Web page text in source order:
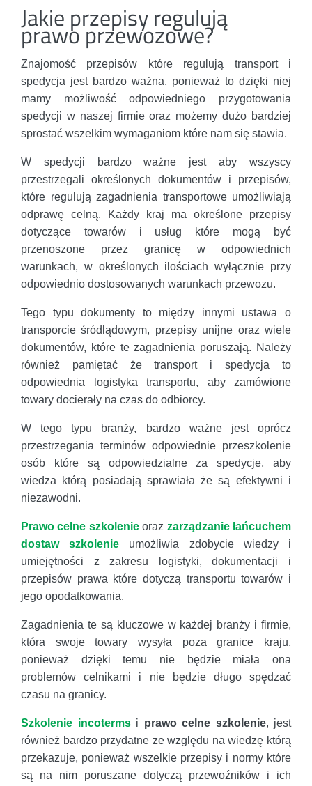
Jakie przepisy regulują
prawo przewozowe?
Znajomość przepisów które regulują transport i
spedycja jest bardzo ważna, ponieważ to dzięki niej
mamy możliwość odpowiedniego przygotowania
spedycji w naszej firmie oraz możemy dużo bardziej
sprostać wszelkim wymaganiom które nam się stawia.
W spedycji bardzo ważne jest aby wszyscy
przestrzegali określonych dokumentów i przepisów,
które regulują zagadnienia transportowe umożliwiają
odprawę celną. Każdy kraj ma określone przepisy
dotyczące towarów i usług które mogą być
przenoszone przez granicę w odpowiednich
warunkach, w określonych ilościach wyłącznie przy
odpowiednio dostosowanych warunkach przewozu.
Tego typu dokumenty to między innymi ustawa o
transporcie śródlądowym, przepisy unijne oraz wiele
dokumentów, które te zagadnienia poruszają. Należy
również pamiętać że transport i spedycja to
odpowiednia logistyka transportu, aby zamówione
towary docierały na czas do odbiorcy.
W tego typu branży, bardzo ważne jest oprócz
przestrzegania terminów odpowiednie przeszkolenie
osób które są odpowiedzialne za spedycje, aby
wiedza którą posiadają sprawiała że są efektywni i
niezawodni.
Prawo celne szkolenieoraz zarządzanie łańcuchem
dostaw szkolenie umożliwia zdobycie wiedzy i
umiejętności z zakresu logistyki, dokumentacji i
przepisów prawa które dotyczą transportu towarów i
jego opodatkowania.
Zagadnienia te są kluczowe w każdej branży i firmie,
która swoje towary wysyła poza granice kraju,
ponieważ dzięki temu nie będzie miała ona
problemów celnikami i nie będzie długo spędzać
czasu na granicy.
Szkolenie incotermsi prawo celne szkolenie, jest
również bardzo przydatne ze względu na wiedzę którą
przekazuje, ponieważ wszelkie przepisy i normy które
są na nim poruszane dotyczą przewoźników i ich